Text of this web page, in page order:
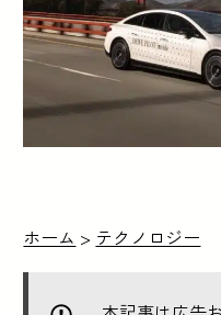
ホーム > テクノロジー